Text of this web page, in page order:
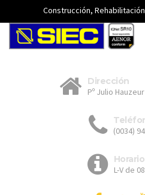
Construcción,
Dirección
Pº Julio
(0034)
Horario
L-V de